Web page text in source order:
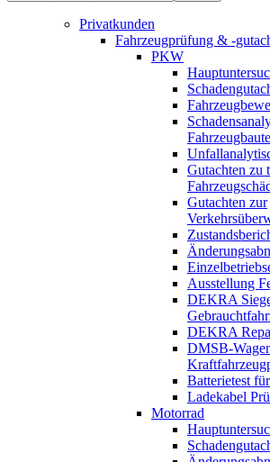
Privatkunden
Fahrzeugprüfung & -
PKW
Gutachten zu
Gutachten zur
Ausstellung
DEKRA
DEKRA
DMSB-
Batterietest
Ladekabel
Motorrad